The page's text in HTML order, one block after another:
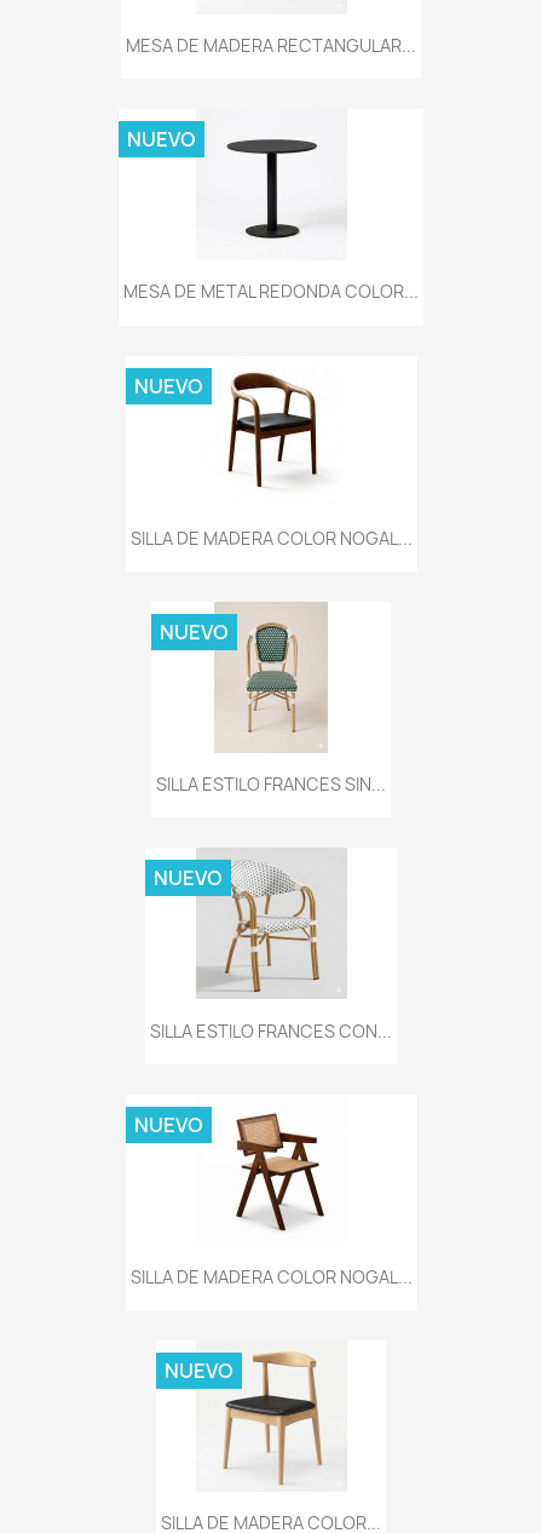
MESA DE MADERA RECTANGULAR...
MESA DE METAL REDONDA COLOR...
NUEVO
SILLA DE MADERA COLOR NOGAL...
NUEVO
SILLA ESTILO FRANCES SIN...
NUEVO
SILLA ESTILO FRANCES CON...
NUEVO
SILLA DE MADERA COLOR NOGAL...
NUEVO
SILLA DE MADERA COLOR...
NUEVO